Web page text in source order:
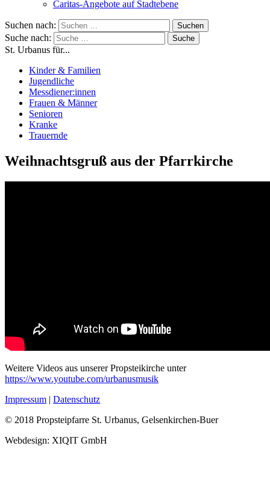
Caritas-Angebote auf Stadtebene
Suchen nach:
Suche nach:
St. Urbanus für...
Kinder & Familien
Jugendliche
Messdiener:innen
Frauen & Männer
Senioren
Kranke
Trauernde
Weihnachtsgruß aus der Pfarrkirche
Weitere Videos aus unserer Propsteikirche unter
https://www.youtube.com/urbanusmusik
Impressum | Datenschutz
© 2018 Propsteipfarre St. Urbanus, Gelsenkirchen-Buer
Webdesign: XIQIT GmbH